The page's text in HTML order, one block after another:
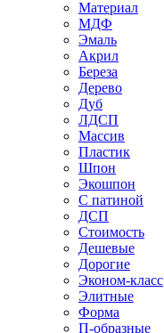
Материал
МДФ
Эмаль
Акрил
Береза
Дерево
Дуб
ЛДСП
Массив
Пластик
Шпон
Экошпон
С патиной
ДСП
Стоимость
Дешевые
Дорогие
Эконом-класс
Элитные
Форма
П-образные